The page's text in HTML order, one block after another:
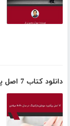
دانلود کتاب 7 اصل پرکاربرد موبایل مارکتینگ در سال 2020